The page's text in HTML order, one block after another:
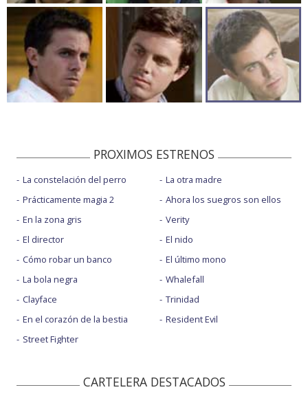
PROXIMOS ESTRENOS
La constelación del perro
Prácticamente magia 2
En la zona gris
El director
Cómo robar un banco
La bola negra
Clayface
En el corazón de la bestia
Street Fighter
La otra madre
Ahora los suegros son ellos
Verity
El nido
El último mono
Whalefall
Trinidad
Resident Evil
CARTELERA DESTACADOS